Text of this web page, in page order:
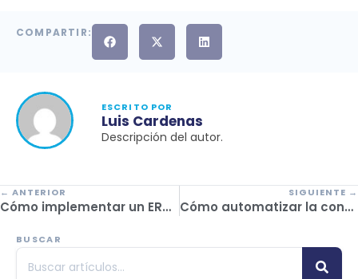
COMPARTIR:
ESCRITO POR
Luis Cardenas
Descripción del autor.
← ANTERIOR
Cómo implementar un ERP sin frenar las operaciones de tu agencia
SIGUIENTE →
Cómo automatizar la contabilidad de tu agencia sin ser contador
BUSCAR